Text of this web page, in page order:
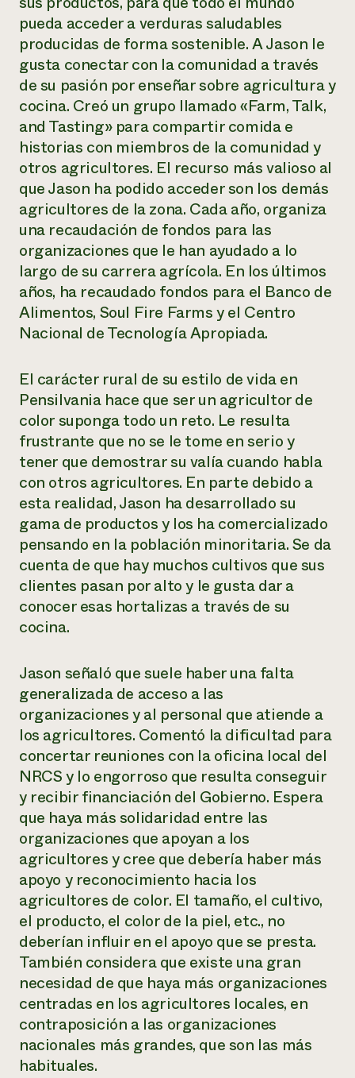
pueda acceder a verduras saludables
producidas de forma sostenible. A Jason le
gusta conectar con la comunidad a través
de su pasión por enseñar sobre agricultura y
cocina. Creó un grupo llamado «Farm, Talk,
and Tasting» para compartir comida e
historias con miembros de la comunidad y
otros agricultores. El recurso más valioso al
que Jason ha podido acceder son los demás
agricultores de la zona. Cada año, organiza
una recaudación de fondos para las
organizaciones que le han ayudado a lo
largo de su carrera agrícola. En los últimos
años, ha recaudado fondos para el Banco de
Alimentos, Soul Fire Farms y el Centro
Nacional de Tecnología Apropiada.
El carácter rural de su estilo de vida en
Pensilvania hace que ser un agricultor de
color suponga todo un reto. Le resulta
frustrante que no se le tome en serio y
tener que demostrar su valía cuando habla
con otros agricultores. En parte debido a
esta realidad, Jason ha desarrollado su
gama de productos y los ha comercializado
pensando en la población minoritaria. Se da
cuenta de que hay muchos cultivos que sus
clientes pasan por alto y le gusta dar a
conocer esas hortalizas a través de su
cocina.
Jason señaló que suele haber una falta
generalizada de acceso a las
organizaciones y al personal que atiende a
los agricultores. Comentó la dificultad para
concertar reuniones con la oficina local del
NRCS y lo engorroso que resulta conseguir
y recibir financiación del Gobierno. Espera
que haya más solidaridad entre las
organizaciones que apoyan a los
agricultores y cree que debería haber más
apoyo y reconocimiento hacia los
agricultores de color. El tamaño, el cultivo,
el producto, el color de la piel, etc., no
deberían influir en el apoyo que se presta.
También considera que existe una gran
necesidad de que haya más organizaciones
centradas en los agricultores locales, en
contraposición a las organizaciones
nacionales más grandes, que son las más
habituales.